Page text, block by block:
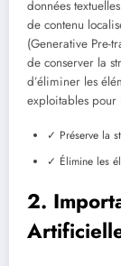
données
de contenu
(Generative Pre-
de conserver la
d’éliminer les
exploitables pour
✓ Préserve la
✓ Élimine les
2.